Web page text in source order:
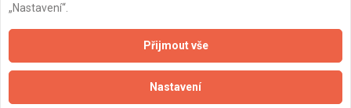
Zásady pro používání souborů cookie
„Nastavení“.
Přijmout vše
Nastavení